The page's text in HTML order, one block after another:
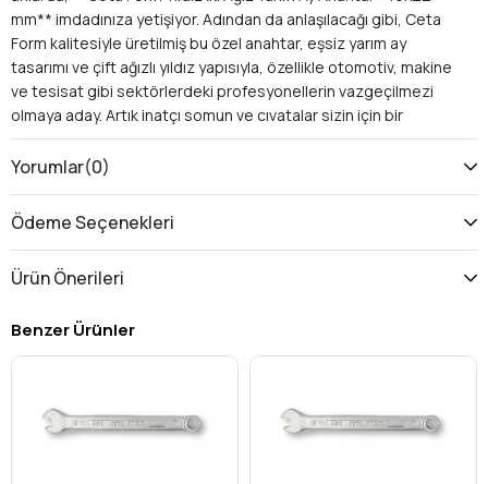
mm** imdadınıza yetişiyor. Adından da anlaşılacağı gibi, Ceta
Form kalitesiyle üretilmiş bu özel anahtar, eşsiz yarım ay
tasarımı ve çift ağızlı yıldız yapısıyla, özellikle otomotiv, makine
ve tesisat gibi sektörlerdeki profesyonellerin vazgeçilmezi
olmaya aday. Artık inatçı somun ve cıvatalar sizin için bir
problem olmaktan çıkacak!
Neden Ceta Form Yıldız İki Ağız Yarım Ay
Anahtar?
Bu eşsiz anahtar, sıradan anahtarların ötesine geçerek size bir
dizi avantaj sunar:
Yarım ay (ofset) tasarımı
arasından geçerek somun ve cıvatalara kolayca
ulaşırsınız. Bu, çalışma alanınızı genişletir ve zamandan
Yüksek Tork ve Güvenli Kavrama
Yıldız iki ağız yapısı, somun ve cıvatayı altı noktadan
Yorumlar(0)
Ödeme Seçenekleri
Ürün Önerileri
Benzer Ürünler